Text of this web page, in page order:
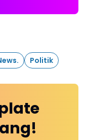
Politik